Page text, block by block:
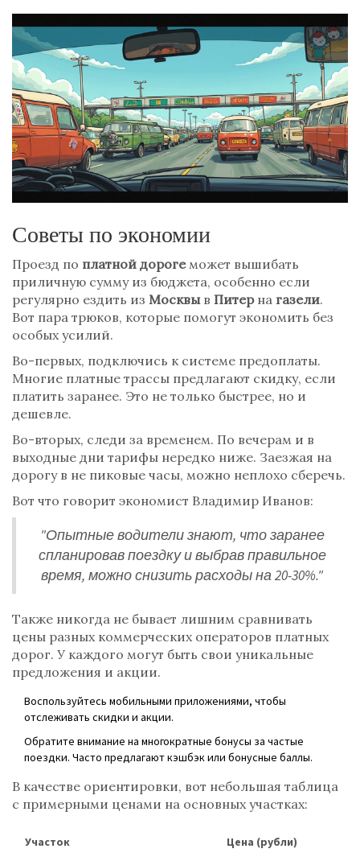
Советы по экономии
Проезд по платной дорогеможет вышибать
приличную сумму из бюджета, особенно если
регулярно ездить из Москвыв Питерна газели.
Вот пара трюков, которые помогут экономить без
особых усилий.
Во-первых, подключись к системе предоплаты.
Многие платные трассы предлагают скидку, если
платить заранее. Это не только быстрее, но и
дешевле.
Во-вторых, следи за временем. По вечерам и в
выходные дни тарифы нередко ниже. Заезжая на
дорогу в не пиковые часы, можно неплохо сберечь.
Вот что говорит экономист Владимир Иванов:
"Опытные водители знают, что заранее
спланировав поездку и выбрав правильное
время, можно снизить расходы на 20-30%."
Также никогда не бывает лишним сравнивать
цены разных коммерческих операторов платных
дорог. У каждого могут быть свои уникальные
предложения и акции.
Воспользуйтесь мобильными приложениями, чтобы
отслеживать скидки и акции.
Обратите внимание на многократные бонусы за частые
поездки. Часто предлагают кэшбэк или бонусные баллы.
В качестве ориентировки, вот небольшая таблица
с примерными ценами на основных участках:
Участок Цена (рубли)